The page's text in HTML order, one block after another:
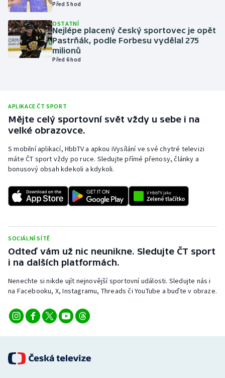
Plavání
Plážový volejbal
Rychlostní kanoistika
Sportovní střelba
Stolní tenis
Veslování
Vodní slalom
Volejbal
Ostatní
Před 5 hod
OSTATNÍ
Nejlépe placený český sportovec je opět
Pastrňák, podle Forbesu vydělal 275
milionů
Před 6 hod
APLIKACE ČT SPORT
Mějte celý sportovní svět vždy u sebe i na
velké obrazovce.
S mobilní aplikací, HbbTV a apkou iVysílání ve své chytré televizi
máte ČT sport vždy po ruce. Sledujte přímé přenosy, články a
bonusový obsah kdekoli a kdykoli.
SOCIÁLNÍ SÍTĚ
Odteď vám už nic neunikne. Sledujte ČT sport
i na dalších platformách.
Nenechte si nikde ujít nejnovější sportovní události. Sledujte nás i
na Facebooku, X, Instagramu, Threads či YouTube a buďte v obraze.